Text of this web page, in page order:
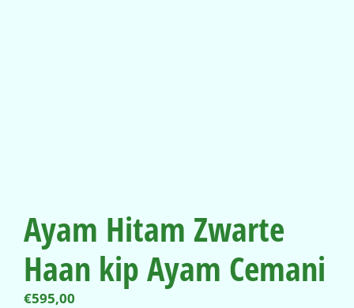
Ayam Hitam Zwarte
Haan kip Ayam Cemani
€595,00